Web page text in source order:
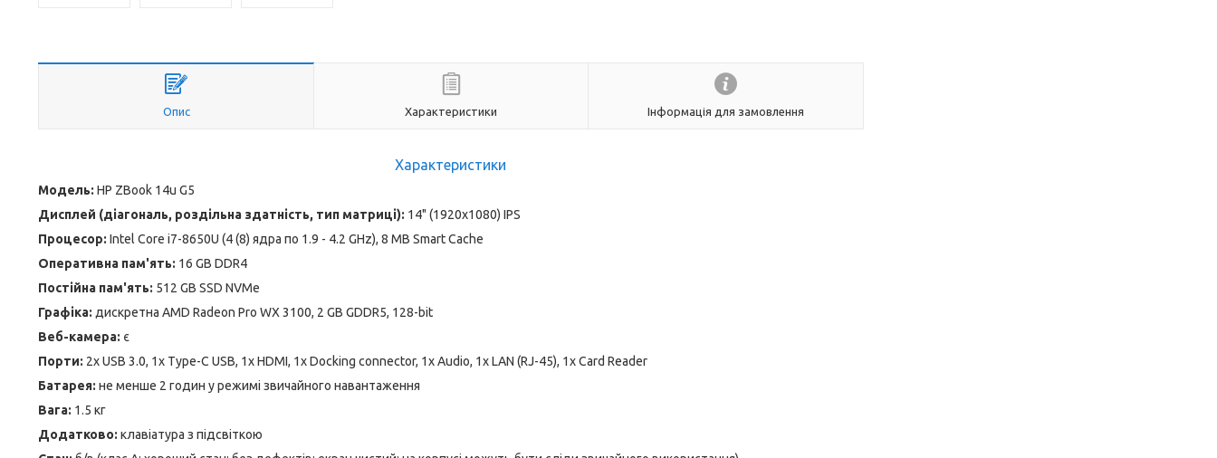
Опис Характеристики Інформація для замовлення
Характеристики
Модель: HP ZBook 14u G5
Дисплей (діагональ, роздільна здатність, тип матриці): 14" (1920x1080) IPS
Процесор: Intel Core i7-8650U (4 (8) ядра по 1.9 - 4.2 GHz), 8 MB Smart Cache
Оперативна пам'ять: 16 GB DDR4
Постійна пам'ять: 512 GB SSD NVMe
Графіка: дискретна AMD Radeon Pro WX 3100, 2 GB GDDR5, 128-bit
Веб-камера: є
Порти: 2x USB 3.0, 1x Type-C USB, 1x HDMI, 1x Docking connector, 1x Audio, 1x LAN (RJ-45), 1x Card Reader
Батарея: не менше 2 годин у режимі звичайного навантаження
Вага: 1.5 кг
Додатково: клавіатура з підсвіткою